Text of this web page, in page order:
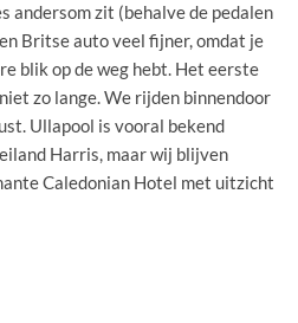
andersom zit (behalve de pedalen
Britse auto veel fijner, omdat je
blik op de weg hebt. Het eerste
zo lange. We rijden binnendoor
Ullapool is vooral bekend
Harris, maar wij blijven
Caledonian Hotel met uitzicht